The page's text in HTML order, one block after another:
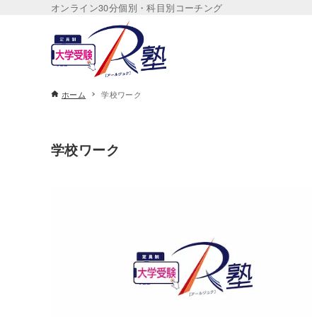
オンライン30分個別・科目別コーチング
ホーム 学校ワーク
学校ワーク